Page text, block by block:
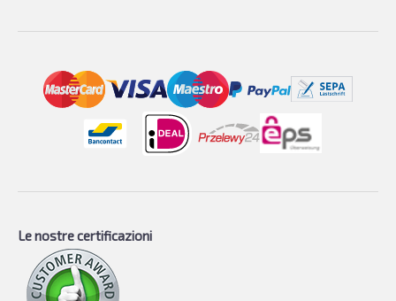
Le nostre certificazioni